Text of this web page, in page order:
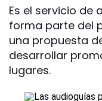
Es el servicio de
forma parte del
una propuesta
desarrollar
lugares.